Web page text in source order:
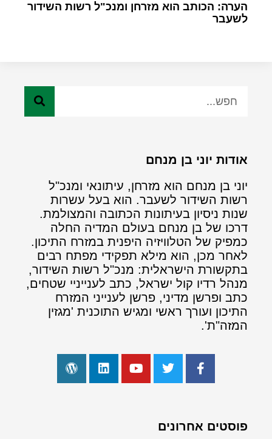
הערה: הכותב הוא מזרחן ומנכ"ל רשות השידור
לשעבר
אודות יוני בן מנחם
יוני בן מנחם הוא מזרחן, עיתונאי ומנכ"ל
רשות השידור לשעבר. הוא בעל עשרות
שנות ניסיון בעיתונות הכתובה והמצולמת.
דרכו של בן מנחם בעולם המדיה החלה
כמפיק של הטלוויזיה היפנית במזרח התיכון.
לאחר מכן, הוא מילא תפקידי מפתח רבים
בתקשורת הישראלית: מנכ"ל רשות השידור,
מנהל רדיו קול ישראל, כתב לענייניי שטחים,
כתב ופרשן מדיני, פרשן לענייני המזרח
התיכון ועורך ראשי ומגיש התוכנית 'מגזין
המזה"ת'.
פוסטים אחרונים